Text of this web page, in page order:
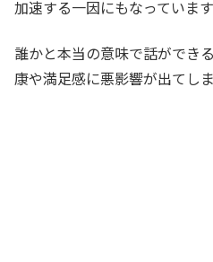
加速する一因にもなっています
誰かと本当の意味で話ができ
康や満足感に悪影響が出てし